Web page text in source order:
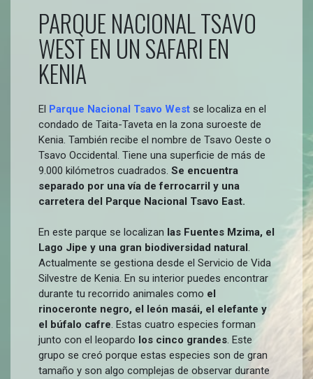
PARQUE NACIONAL TSAVO
WEST EN UN SAFARI EN
KENIA
El Parque Nacional Tsavo West se localiza en el
condado de Taita-Taveta en la zona suroeste de
Kenia. También recibe el nombre de Tsavo Oeste o
Tsavo Occidental. Tiene una superficie de más de
9.000 kilómetros cuadrados. Se encuentra
separado por una vía de ferrocarril y una
carretera del Parque Nacional Tsavo East.
En este parque se localizan las Fuentes Mzima, el
Lago Jipe y una gran biodiversidad natural.
Actualmente se gestiona desde el Servicio de Vida
Silvestre de Kenia. En su interior puedes encontrar
durante tu recorrido animales como el
rinoceronte negro, el león masái, el elefante y
el búfalo cafre. Estas cuatro especies forman
junto con el leopardo los cinco grandes. Este
grupo se creó porque estas especies son de gran
tamaño y son algo complejas de observar durante